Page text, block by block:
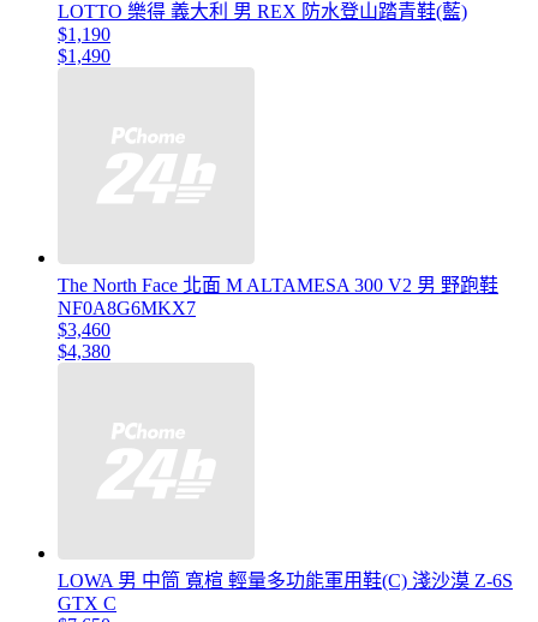
LOTTO 樂得 義大利 男 REX 防水登山踏青鞋(藍)
$1,190
$1,490
The North Face 北面 M ALTAMESA 300 V2 男 野跑鞋
NF0A8G6MKX7
$3,460
$4,380
LOWA 男 中筒 寬楦 輕量多功能軍用鞋(C) 淺沙漠 Z-6S
GTX C